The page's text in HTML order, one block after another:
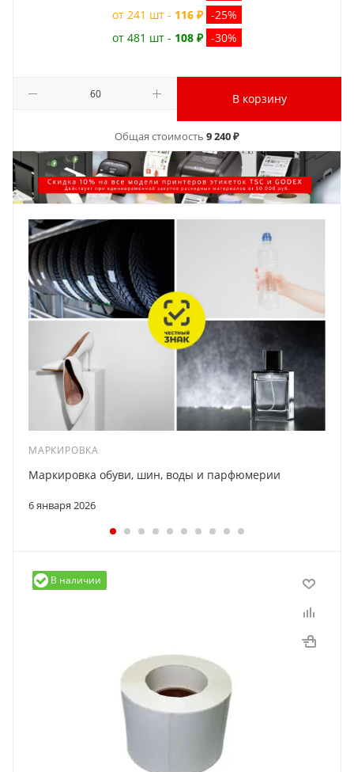
от 241 шт - 116 ₽ -25%
от 481 шт - 108 ₽ -30%
В корзину
Общая стоимость 9 240 ₽
МАРКИРОВКА
6 января 2026
Маркировка обуви, шин, воды и парфюмерии
В наличии